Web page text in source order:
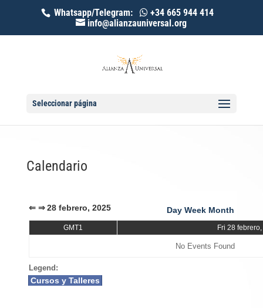
Whatsapp/Telegram:
+34 665 944 414
info@alianzauniversal.org
Seleccionar página
Calendario
⇐ ⇒ 28 febrero, 2025 Day Week Month
GMT1 Fri 28
No Events Found
Legend:
Cursos y Talleres